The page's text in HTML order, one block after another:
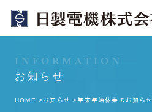
INFORMATION
お知らせ
HOME >お知らせ >年末年始休業のお知らせ